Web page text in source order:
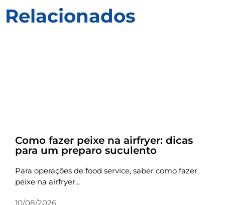
Relacionados
Como fazer peixe na airfryer: dicas
para um preparo suculento
Para operações de food service, saber como fazer
peixe na airfryer...
10/08/2026